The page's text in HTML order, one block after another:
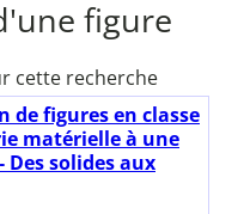
figure
cette recherche
de figures en classe
matérielle à une
solides aux